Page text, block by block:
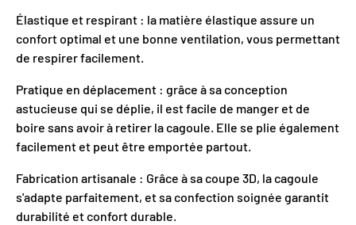
Élastique et respirant : la matière élastique assure un
confort optimal et une bonne ventilation, vous permettant
de respirer facilement.
Pratique en déplacement : grâce à sa conception
astucieuse qui se déplie, il est facile de manger et de
boire sans avoir à retirer la cagoule. Elle se plie également
facilement et peut être emportée partout.
Fabrication artisanale : Grâce à sa coupe 3D, la cagoule
s'adapte parfaitement, et sa confection soignée garantit
durabilité et confort durable.